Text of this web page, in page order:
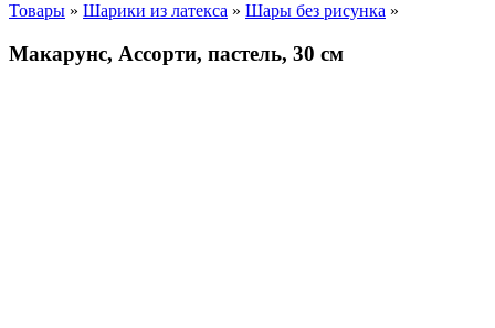
Товары » Шарики из латекса » Шары без рисунка »
Макарунс, Ассорти, пастель, 30 см